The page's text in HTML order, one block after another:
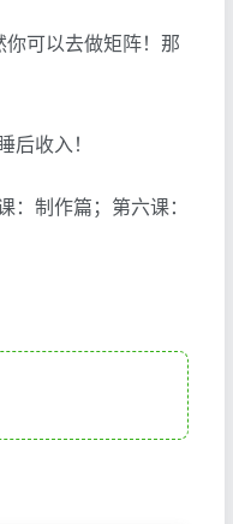
可以去做矩阵！那
收入！
制作篇；第六课：